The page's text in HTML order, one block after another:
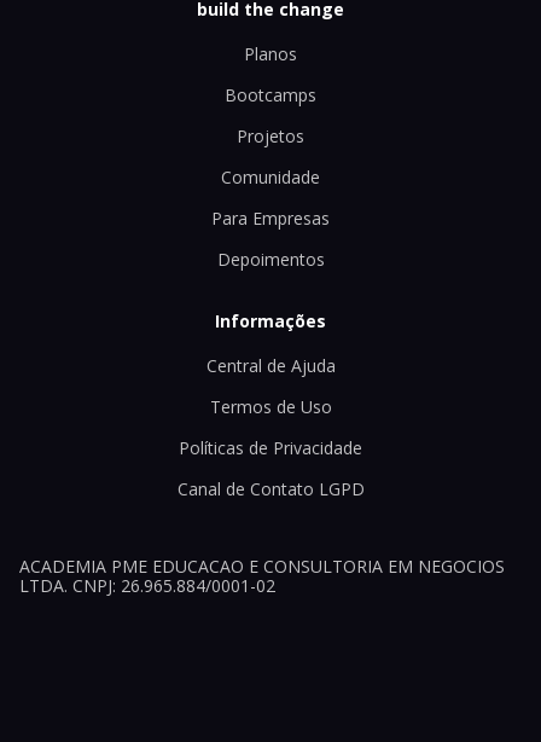
build the change
Planos
Bootcamps
Projetos
Comunidade
Para Empresas
Depoimentos
Informações
Central de Ajuda
Termos de Uso
Políticas de Privacidade
Canal de Contato LGPD
ACADEMIA PME EDUCACAO E CONSULTORIA EM NEGOCIOS
LTDA. CNPJ: 26.965.884/0001-02